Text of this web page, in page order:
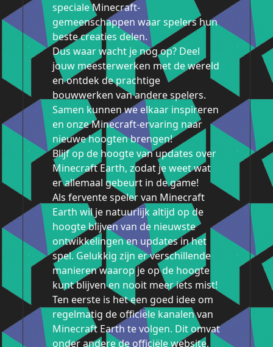
speciale Minecraft-
gemeenschappen waar spelers hun
beste creaties delen.
Dus waar wacht je nog op? Deel
jouw meesterwerken met de wereld
en ontdek de prachtige
bouwwerken van andere spelers.
Samen kunnen we elkaar inspireren
en onze Minecraft-ervaring naar
nieuwe hoogten brengen!
Blijf op de hoogte van updates over
Minecraft Earth, zodat je weet wat
er allemaal gebeurt in de game!
Als fervente speler van Minecraft
Earth wil je natuurlijk altijd op de
hoogte blijven van de nieuwste
ontwikkelingen en updates in het
spel. Gelukkig zijn er verschillende
manieren waarop je op de hoogte
kunt blijven en nooit meer iets mist!
Ten eerste is het een goed idee om
regelmatig de officiële kanalen van
Minecraft Earth te volgen. Dit omvat
onder andere de officiële website,